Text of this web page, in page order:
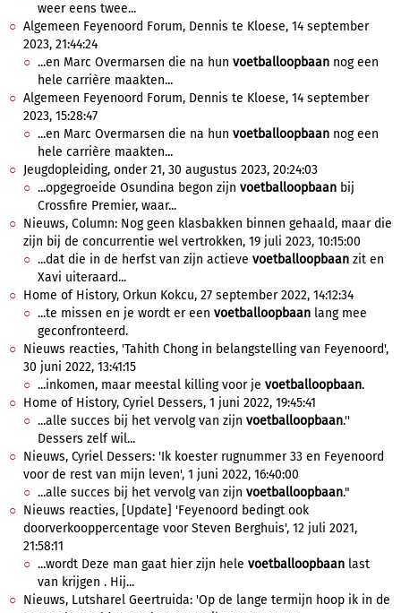
weer eens twee...
Algemeen Feyenoord Forum, Dennis te Kloese, 14 september
2023, 21:44:24
...en Marc Overmarsen die na hun voetballoopbaan nog een
hele carrière maakten...
Algemeen Feyenoord Forum, Dennis te Kloese, 14 september
2023, 15:28:47
...en Marc Overmarsen die na hun voetballoopbaan nog een
hele carrière maakten...
Jeugdopleiding, onder 21, 30 augustus 2023, 20:24:03
...opgegroeide Osundina begon zijn voetballoopbaan bij
Crossfire Premier, waar...
Nieuws, Column: Nog geen klasbakken binnen gehaald, maar die
zijn bij de concurrentie wel vertrokken, 19 juli 2023, 10:15:00
...dat die in de herfst van zijn actieve voetballoopbaan zit en
Xavi uiteraard...
Home of History, Orkun Kokcu, 27 september 2022, 14:12:34
...te missen en je wordt er een voetballoopbaan lang mee
geconfronteerd.
Nieuws reacties, 'Tahith Chong in belangstelling van Feyenoord',
30 juni 2022, 13:41:15
...inkomen, maar meestal killing voor je voetballoopbaan.
Home of History, Cyriel Dessers, 1 juni 2022, 19:45:41
...alle succes bij het vervolg van zijn voetballoopbaan.''
Dessers zelf wil...
Nieuws, Cyriel Dessers: 'Ik koester rugnummer 33 en Feyenoord
voor de rest van mijn leven', 1 juni 2022, 16:40:00
...alle succes bij het vervolg van zijn voetballoopbaan."
Nieuws reacties, [Update] 'Feyenoord bedingt ook
doorverkooppercentage voor Steven Berghuis', 12 juli 2021,
21:58:11
...wordt Deze man gaat hier zijn hele voetballoopbaan last
van krijgen . Hij...
Nieuws, Lutsharel Geertruida: 'Op de lange termijn hoop ik in de